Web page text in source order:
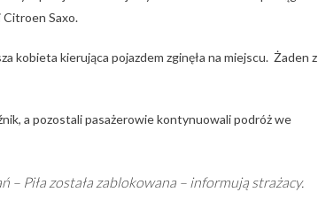
Citroen Saxo.
kobieta kierująca pojazdem zginęła na miejscu. Żaden z
a pozostali pasażerowie kontynuowali podróż we
Piła została zablokowana – informują strażacy.